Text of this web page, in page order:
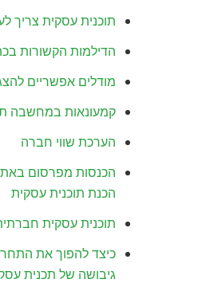
תוכנית עסקית צריך
הדילמות הקשורות
מודלים אפשריים
קמעונאות במחשבה
הערכת שווי חברה
הכנסות מפרסום
הכנת תוכנית עסקית
תוכנית עסקית
כיצד להפוך את
גיבושה של תכנית